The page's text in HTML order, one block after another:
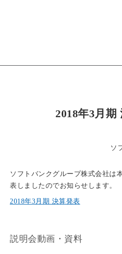
2018年3月期
ソ
ソフトバンクグループ株式会社は
表しましたのでお知らせします。
2018年3月期 決算発表
説明会動画・資料